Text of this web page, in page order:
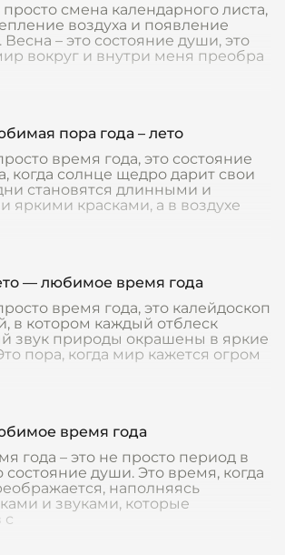
просто смена календарного листа,
воздуха и появление
– это состояние души, это
вокруг и внутри меня преобра
пора года – лето
время года, это состояние
когда солнце щедро дарит свои
становятся длинными и
яркими красками, а в воздухе
— любимое время года
время года, это калейдоскоп
в котором каждый отблеск
звук природы окрашены в яркие
пора, когда мир кажется огром
время года
года – это не просто период в
состояние души. Это время, когда
наполняясь
и звуками, которые
с